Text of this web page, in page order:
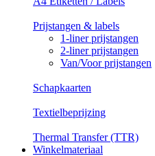
Prijstangen & labels
1-liner prijstangen
2-liner prijstangen
Van/Voor prijstangen
Schapkaarten
Textielbeprijzing
Thermal Transfer (TTR)
Winkelmateriaal